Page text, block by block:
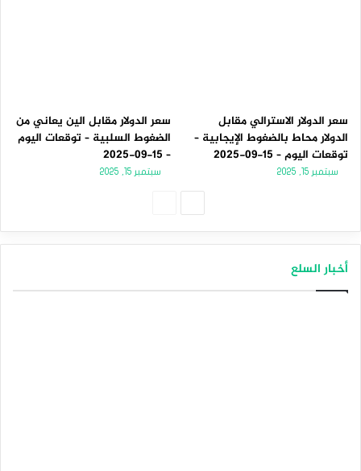
سعر الدولار الاسترالي مقابل
الدولار محاط بالضغوط الإيجابية –
توقعات اليوم – 15-09-2025
سبتمبر 15, 2025
سعر الدولار مقابل الين يعاني من
الضغوط السلبية – توقعات اليوم
– 15-09-2025
سبتمبر 15, 2025
أخبار السلع